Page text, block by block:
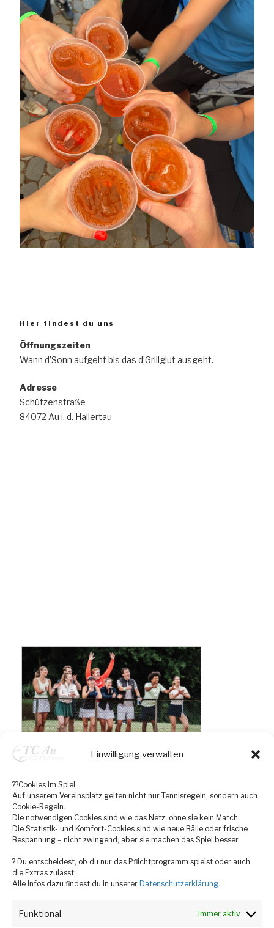
Einwilligung verwalten
??Cookies im Spiel
Auf unserem Vereinsplatz gelten nicht nur Tennisregeln, sondern auch
Cookie-Regeln.
Die notwendigen Cookies sind wie das Netz: ohne sie kein Match.
Die Statistik- und Komfort-Cookies sind wie neue Bälle oder frische
Bespannung – nicht zwingend, aber sie machen das Spiel besser.
? Du entscheidest, ob du nur das Pflichtprogramm spielst oder auch
die Extras zulässt.
Alle Infos dazu findest du in unserer Datenschutzerklärung.
Funktional Immer aktiv
Hier findest du uns
Öffnungszeiten
Wann d’Sonn aufgeht bis das d’Grillglut ausgeht.
Adresse
Schützenstraße
84072 Au i. d. Hallertau